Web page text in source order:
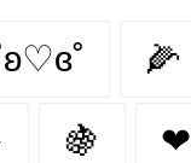
🌽
🍇 ❤︎